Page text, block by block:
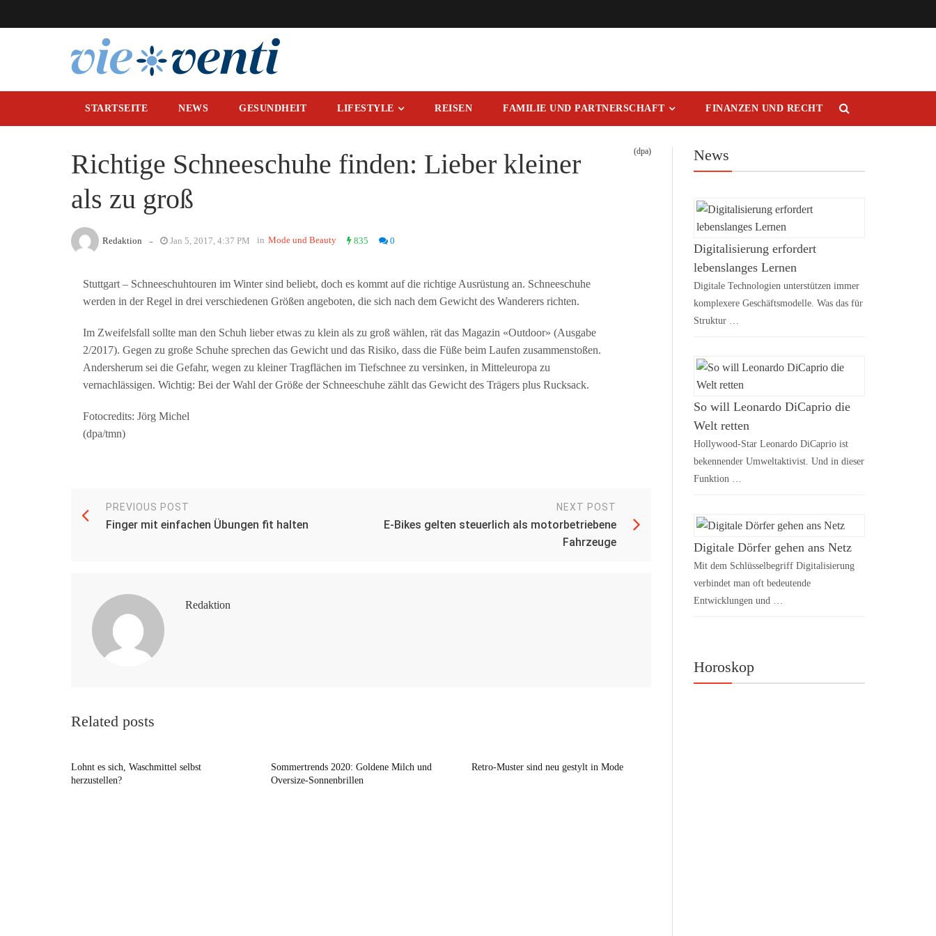
STARTSEITE NEWS GESUNDHEIT LIFESTYLE REISEN FAMILIE UND PARTNERSCHAFT FINANZEN UND RECHT
Richtige Schneeschuhe finden: Lieber kleiner
als zu groß
(dpa)
Redaktion - Jan 5, 2017, 4:37 PM in Mode und Beauty 835 0
Stuttgart – Schneeschuhtouren im Winter sind beliebt, doch es kommt auf die richtige Ausrüstung an. Schneeschuhe
werden in der Regel in drei verschiedenen Größen angeboten, die sich nach dem Gewicht des Wanderers richten.
Im Zweifelsfall sollte man den Schuh lieber etwas zu klein als zu groß wählen, rät das Magazin «Outdoor» (Ausgabe
2/2017). Gegen zu große Schuhe sprechen das Gewicht und das Risiko, dass die Füße beim Laufen zusammenstoßen.
Andersherum sei die Gefahr, wegen zu kleiner Tragflächen im Tiefschnee zu versinken, in Mitteleuropa zu
vernachlässigen. Wichtig: Bei der Wahl der Größe der Schneeschuhe zählt das Gewicht des Trägers plus Rucksack.
Fotocredits: Jörg Michel
(dpa/tmn)
PREVIOUS POST
Finger mit einfachen Übungen fit halten
NEXT POST
E-Bikes gelten steuerlich als motorbetriebene
Fahrzeuge
Redaktion
Related posts
Lohnt es sich, Waschmittel selbst
herzustellen?
Sommertrends 2020: Goldene Milch und
Oversize-Sonnenbrillen
Retro-Muster sind neu gestylt in Mode
News
Digitalisierung erfordert
lebenslanges Lernen
Digitale Technologien unterstützen immer
komplexere Geschäftsmodelle. Was das für
Struktur …
So will Leonardo DiCaprio die
Welt retten
Hollywood-Star Leonardo DiCaprio ist
bekennender Umweltaktivist. Und in dieser
Funktion …
Digitale Dörfer gehen ans Netz
Mit dem Schlüsselbegriff Digitalisierung
verbindet man oft bedeutende
Entwicklungen und …
Horoskop